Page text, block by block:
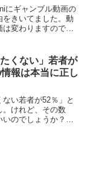
。
にギャンブル動画の
きいてました。動
変わりますので、
フィルターがあるこ
くない」若者が
報は本当に正し
ない若者が52％」と
。けれど、その数
のでしょうか？偏